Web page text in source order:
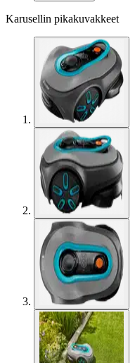
Karusellin pikakuvakkeet